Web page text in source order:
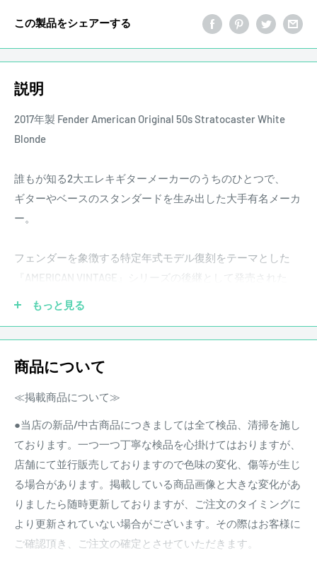
この製品をシェアーする
説明
2017年製 Fender American Original 50s Stratocaster White
Blonde
誰もが知る2大エレキギターメーカーのうちのひとつで、
ギターやベースのスタンダードを生み出した大手有名メーカ
ー。
フェンダーを象徴する特定年式モデル復刻をテーマとした
『AMERICAN VINTAGE』シリーズの後継として発売された
『AMERICAN ORIGINAL』シリーズ。50s/60s/70sというそれ
ている。
本機はそんなAmerican Original Seriesとして50年代ストラト
キャスターをモデルに、モダンなプレイアビリティを追加
もっと見る
商品について
≪掲載商品について≫
●当店の新品/中古商品につきましては全て検品、清掃を施し
ております。一つ一つ丁寧な検品を心掛けてはおりますが、
店舗にて並行販売しておりますので色味の変化、傷等が生じ
る場合があります。掲載している商品画像と大きな変化があ
りましたら随時更新しておりますが、ご注文のタイミングに
より更新されていない場合がございます。その際はお客様に
ご確認頂き、ご注文の確定とさせていただきます。